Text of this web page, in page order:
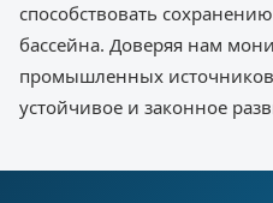
способствовать
бассейна. Доверяя нам
промышленных
устойчивое и законное